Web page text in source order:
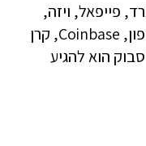
פייפאל, ויזה,
בוקינג, ליפט, אובר, ספוטיפיי, וודפון, Coinbase, קרן
הוא להגיע